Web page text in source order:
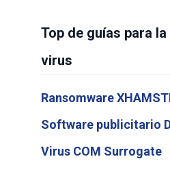
Top de guías para
virus
Ransomware
Software publicitario
Virus COM Surrogate